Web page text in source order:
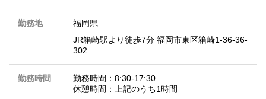
勤務地
福岡県
JR箱崎駅より徒歩7分 福岡市東区箱崎1-36-36-
302
勤務時間
勤務時間：8:30-17:30
休憩時間：上記のうち1時間